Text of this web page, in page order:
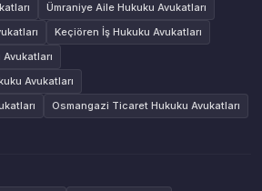
Ümraniye Aile Hukuku Avukatları
Keçiören İş Hukuku Avukatları
Avukatları
Osmangazi Ticaret Hukuku Avukatları